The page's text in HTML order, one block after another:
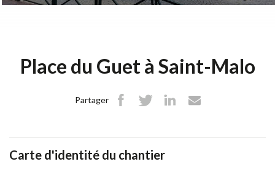
Place du Guet à Saint-Malo
Partager
Carte d'identité du chantier